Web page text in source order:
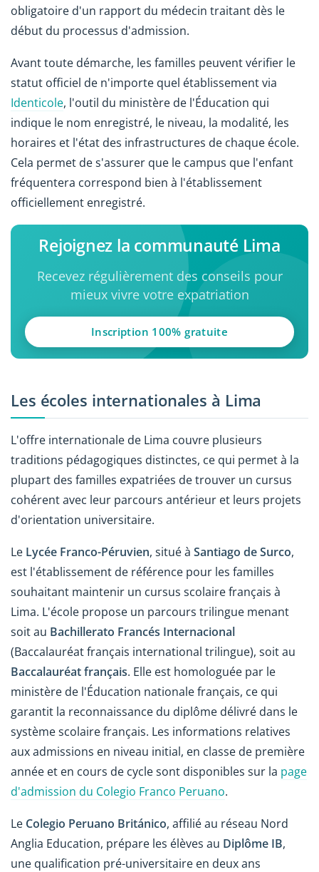
obligatoire d'un rapport du médecin traitant dès le
début du processus d'admission.
Avant toute démarche, les familles peuvent vérifier le
statut officiel de n'importe quel établissement via
Identicole, l'outil du ministère de l'Éducation qui
indique le nom enregistré, le niveau, la modalité, les
horaires et l'état des infrastructures de chaque école.
Cela permet de s'assurer que le campus que l'enfant
fréquentera correspond bien à l'établissement
officiellement enregistré.
Rejoignez la communauté Lima
Recevez régulièrement des conseils pour
mieux vivre votre expatriation
Inscription 100% gratuite
Les écoles internationales à Lima
L'offre internationale de Lima couvre plusieurs
traditions pédagogiques distinctes, ce qui permet à la
plupart des familles expatriées de trouver un cursus
cohérent avec leur parcours antérieur et leurs projets
d'orientation universitaire.
Le Lycée Franco-Péruvien, situé à Santiago de Surco,
est l'établissement de référence pour les familles
souhaitant maintenir un cursus scolaire français à
Lima. L'école propose un parcours trilingue menant
soit au Bachillerato Francés Internacional
(Baccalauréat français international trilingue), soit au
Baccalauréat français. Elle est homologuée par le
ministère de l'Éducation nationale français, ce qui
garantit la reconnaissance du diplôme délivré dans le
système scolaire français. Les informations relatives
aux admissions en niveau initial, en classe de première
année et en cours de cycle sont disponibles sur la page
d'admission du Colegio Franco Peruano.
Le Colegio Peruano Británico, affilié au réseau Nord
Anglia Education, prépare les élèves au Diplôme IB,
une qualification pré-universitaire en deux ans